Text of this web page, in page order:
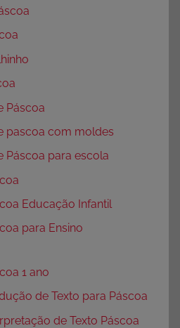
Páscoa
pascoa com moldes
Páscoa para escola
Educação Infantil
para Ensino
1 ano
de Texto para Páscoa
de Texto Páscoa